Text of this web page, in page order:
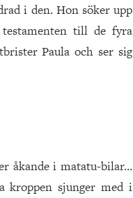
i den. Hon söker upp
till de fyra
Paula och ser sig
åkande i matatu-bilar…
kroppen sjunger med i